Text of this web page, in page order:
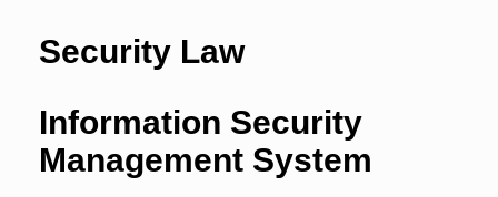
Security Law
Information Security
Management System